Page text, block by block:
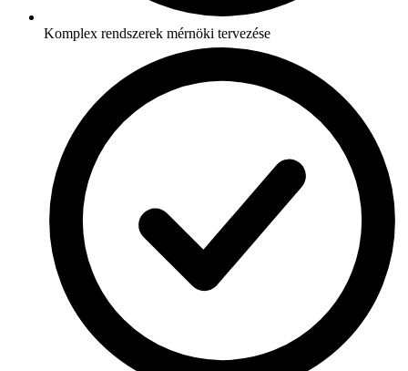
Komplex rendszerek mérnöki tervezése